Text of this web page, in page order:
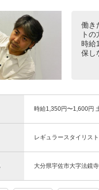
働き
ト
時給
保し
時給1,350円〜1,600円
レギュラースタイリスト
大分県宇佐市大字法鏡